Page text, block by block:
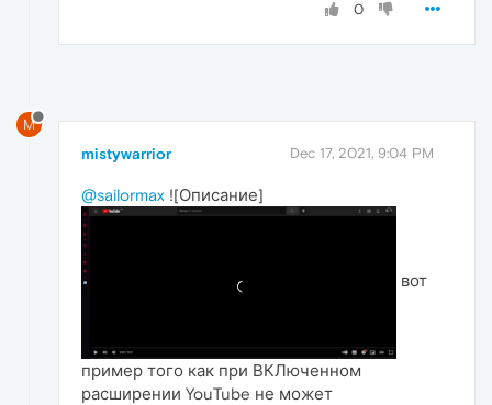
0
M
mistywarrior Dec 17, 2021, 9:04 PM
@sailormax ![Описание]
вот
пример того как при ВКЛюченном
расширении YouTube не может